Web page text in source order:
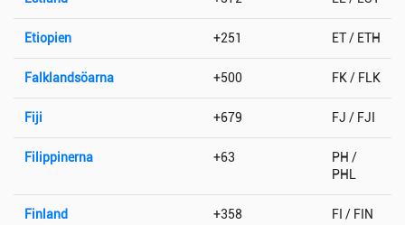
Etiopien +251 ET / ETH
Falklandsöarna +500 FK / FLK
Fiji +679 FJ / FJI
Filippinerna +63
PH /
PHL
Finland +358 FI / FIN